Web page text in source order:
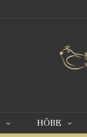
HÕBE